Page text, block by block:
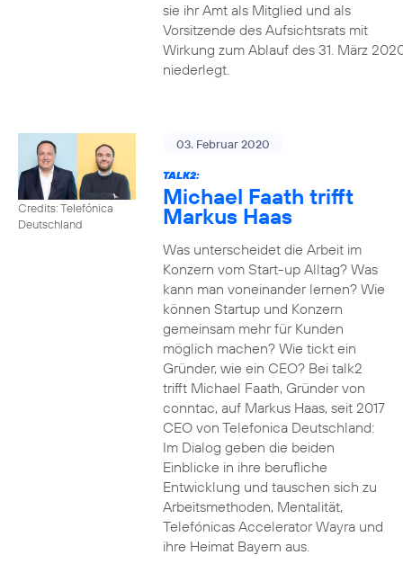
sie ihr Amt als Mitglied und als
Vorsitzende des Aufsichtsrats mit
Wirkung zum Ablauf des 31. März
niederlegt.
Credits: Telefónica
Deutschland
03. Februar 2020
TALK2:
Michael Faath trifft
Markus Haas
Was unterscheidet die Arbeit im
Konzern vom Start-up Alltag? Was
kann man voneinander lernen? Wie
können Startup und Konzern
gemeinsam mehr für Kunden
möglich machen? Wie tickt ein
Gründer, wie ein CEO? Bei talk2
trifft Michael Faath, Gründer von
conntac, auf Markus Haas, seit 2017
CEO von Telefonica Deutschland:
Im Dialog geben die beiden
Einblicke in ihre berufliche
Entwicklung und tauschen sich zu
Arbeitsmethoden, Mentalität,
Telefónicas Accelerator Wayra und
ihre Heimat Bayern aus.